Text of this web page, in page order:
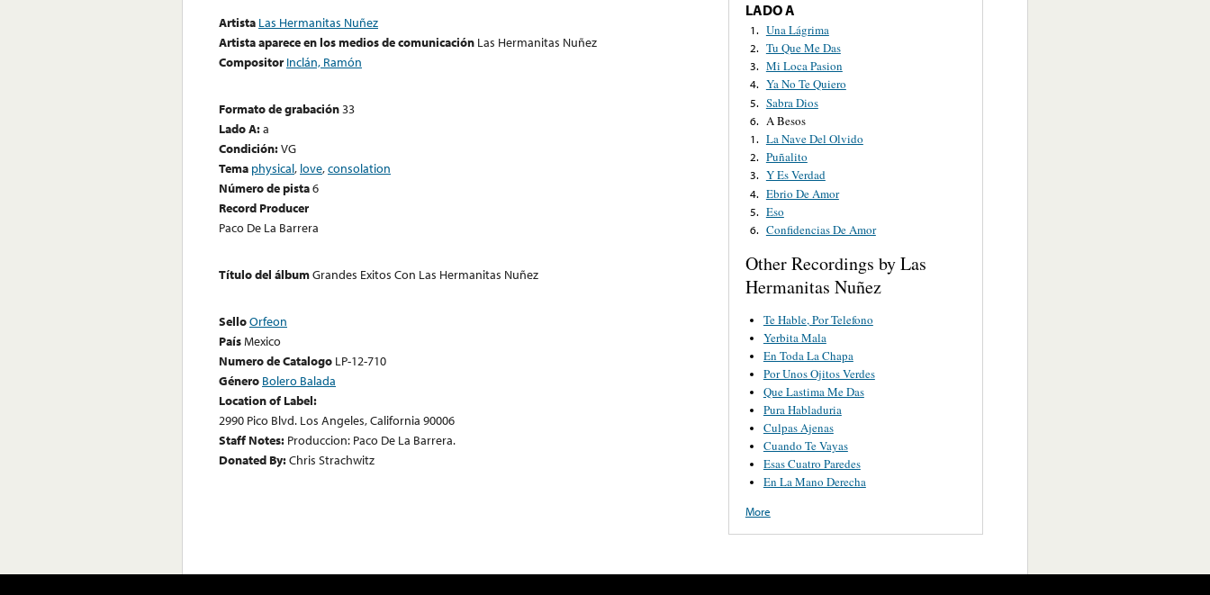
Artista Las Hermanitas Nuñez
Artista aparece en los medios de comunicación Las Hermanitas Nuñez
Compositor Inclán, Ramón
Formato de grabación33
Lado A:a
Condición:VG
Tema physical, love,consolation
Número de pista6
Record Producer
Paco De La Barrera
Título del álbumGrandes Exitos Con Las Hermanitas Nuñez
SelloOrfeon
PaísMexico
Numero de Catalogo LP-12-710
Género Bolero Balada
Location of Label:
2990 Pico Blvd. Los Angeles, California 90006
Staff Notes: Produccion: Paco De La Barrera.
Donated By:Chris Strachwitz
LADO A
1. Una Lágrima
2. Tu Que Me Das
3. Mi Loca Pasion
4. Ya No Te Quiero
5. Sabra Dios
6. A Besos
1. La Nave Del Olvido
2. Puñalito
3. Y Es Verdad
4. Ebrio De Amor
5. Eso
6. Confidencias De Amor
Other Recordings by Las
Hermanitas Nuñez
Te Hable, Por Telefono
Yerbita Mala
En Toda La Chapa
Por Unos Ojitos Verdes
Que Lastima Me Das
Pura Habladuria
Culpas Ajenas
Cuando Te Vayas
Esas Cuatro Paredes
En La Mano Derecha
More